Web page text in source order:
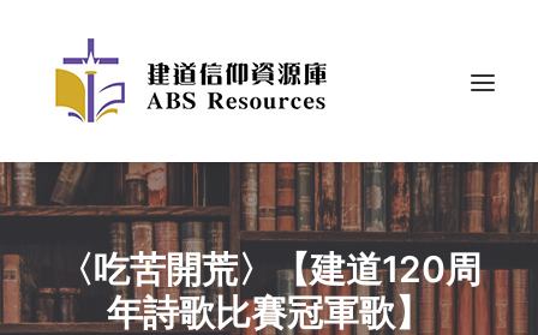
〈吃苦開荒〉【建道120周
年詩歌比賽冠軍歌】